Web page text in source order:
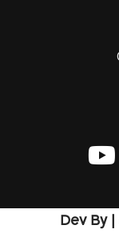
| Dev By